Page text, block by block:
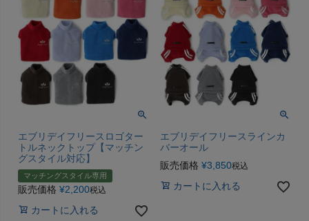
エブリデイフリースロゴター
トルネックトップ【マッチン
グスタイル対応】
マッチングスタイル専用
販売価格 ¥2,200税込
カートに入れる
エブリデイフリースラインカ
バーオール
販売価格 ¥3,850税込
カートに入れる